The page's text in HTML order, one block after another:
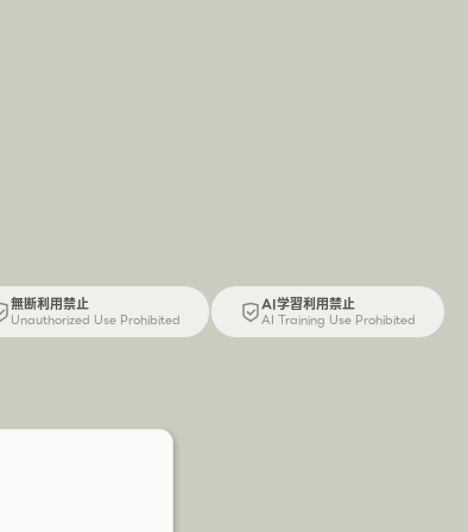
無断利用禁止
Unauthorized Use Prohibited
AI学習利用禁止
AI Training Use Prohibited